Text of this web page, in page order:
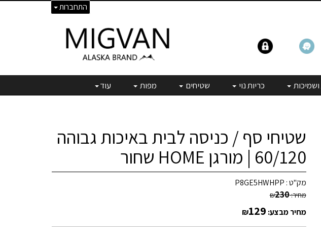
התחברות
ושמיכות כריות נוי שטיחים מפות עוד
שטיחי סף / כניסה לבית באיכות גבוהה
60/120 | מורגן HOME שחור
מק"ט : P8GE5HWHPP
מחיר: ₪230
מחיר מבצע: ₪129